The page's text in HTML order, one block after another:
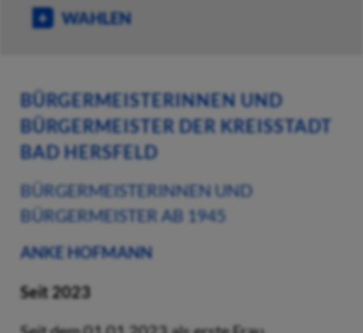
WAHLEN
BÜRGERMEISTERINNEN UND
BÜRGERMEISTER DER KREISSTADT
BAD HERSFELD
BÜRGERMEISTERINNEN UND
BÜRGERMEISTER AB 1945
ANKE HOFMANN
Seit 2023